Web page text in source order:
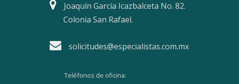
Joaquín García Icazbalceta No. 82.
Colonia San Rafael.
solicitudes@especialistas.com.mx
Teléfonos de oficina: